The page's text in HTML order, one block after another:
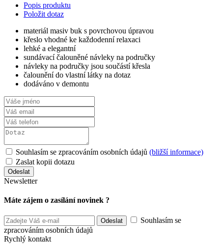
Popis produktu
Položit dotaz
materiál masiv buk s povrchovou úpravou
křeslo vhodné ke každodenní relaxaci
lehké a elegantní
sundávací čalouněné návleky na područky
návleky na područky jsou součástí křesla
čalounění do vlastní látky na dotaz
dodáváno v demontu
Souhlasím se zpracováním osobních údajů (bližší informace)
Zaslat kopii dotazu
Newsletter
Máte zájem o zasílání novinek ?
Souhlasím se
zpracováním osobních údajů
Rychlý kontakt